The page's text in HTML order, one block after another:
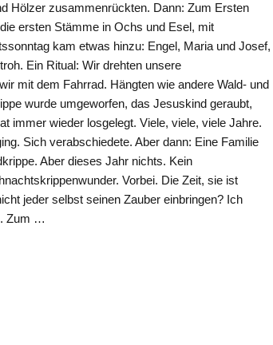
Hölzer zusammenrückten. Dann: Zum Ersten
ersten Stämme in Ochs und Esel, mit
kam etwas hinzu: Engel, Maria und Josef,
Ein Ritual: Wir drehten unsere
mit dem Fahrrad. Hängten wie andere Wald- und
wurde umgeworfen, das Jesuskind geraubt,
immer wieder losgelegt. Viele, viele, viele Jahre.
Sich verabschiedete. Aber dann: Eine Familie
Aber dieses Jahr nichts. Kein
Vorbei. Die Zeit, sie ist
jeder selbst seinen Zauber einbringen? Ich
Zum …